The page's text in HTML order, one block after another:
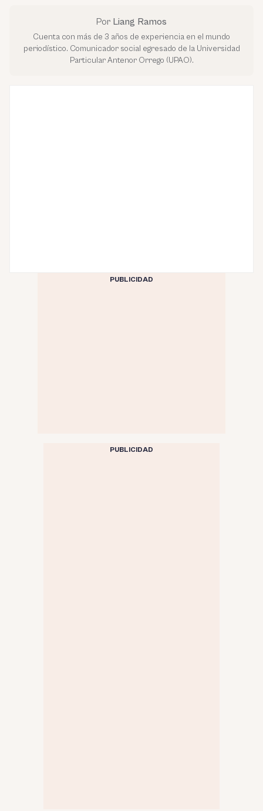
Por Liang Ramos
Cuenta con más de 3 años de experiencia en el mundo
periodístico. Comunicador social egresado de la Universidad
Particular Antenor Orrego (UPAO).
PUBLICIDAD
PUBLICIDAD